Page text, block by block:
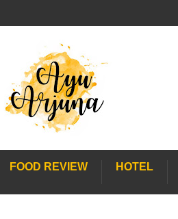
FOOD REVIEW HOTEL